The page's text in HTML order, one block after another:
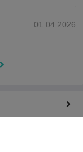
01.04.2026